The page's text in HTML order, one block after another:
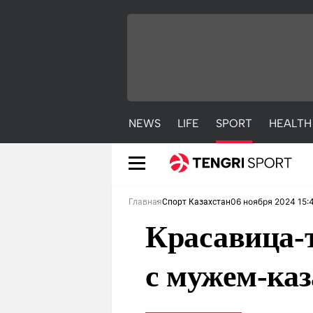
NEWS LIFE SPORT HEALTH
ГлавнаяСпорт Казахстан06 ноября 2024
Красавица-
с мужем-